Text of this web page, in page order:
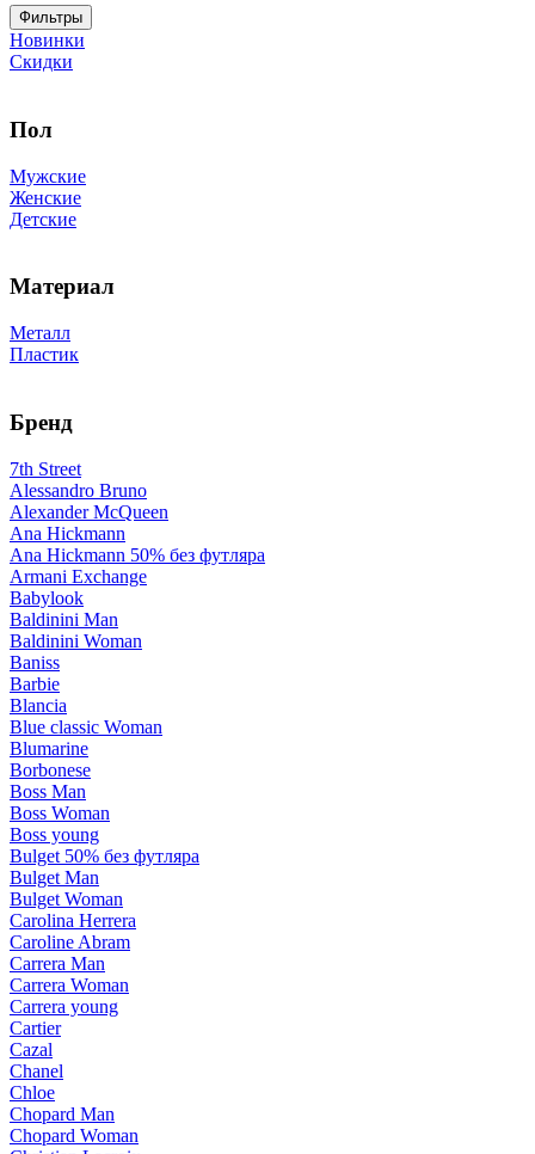
Фильтры
Новинки
Скидки
Пол
Мужские
Женские
Детские
Материал
Металл
Пластик
Бренд
7th Street
Alessandro Bruno
Alexander McQueen
Ana Hickmann
Ana Hickmann 50% без футляра
Armani Exchange
Babylook
Baldinini Man
Baldinini Woman
Baniss
Barbie
Blancia
Blue classic Woman
Blumarine
Borbonese
Boss Man
Boss Woman
Boss young
Bulget 50% без футляра
Bulget Man
Bulget Woman
Carolina Herrera
Caroline Abram
Carrera Man
Carrera Woman
Carrera young
Cartier
Cazal
Chanel
Chloe
Chopard Man
Chopard Woman